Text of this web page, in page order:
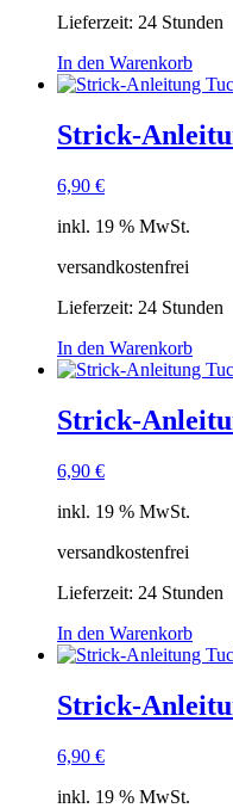
Lieferzeit: 24 Stunden
In den Warenkorb
Strick-
6,90 €
inkl. 19 % MwSt.
versandkostenfrei
Lieferzeit: 24 Stunden
In den Warenkorb
Strick-
6,90 €
inkl. 19 % MwSt.
versandkostenfrei
Lieferzeit: 24 Stunden
In den Warenkorb
Strick-
6,90 €
inkl. 19 % MwSt.